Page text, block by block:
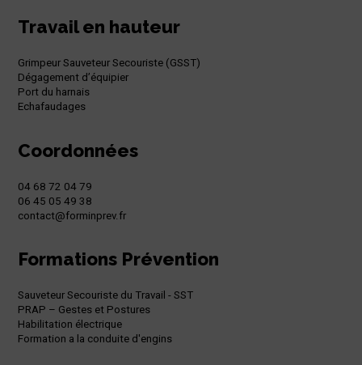
Travail en hauteur
Grimpeur Sauveteur Secouriste (GSST)
Dégagement d’équipier
Port du harnais
Echafaudages
Coordonnées
04 68 72 04 79
06 45 05 49 38
contact@forminprev.fr
Formations Prévention
Sauveteur Secouriste du Travail - SST
PRAP – Gestes et Postures
Habilitation électrique
Formation a la conduite d'engins